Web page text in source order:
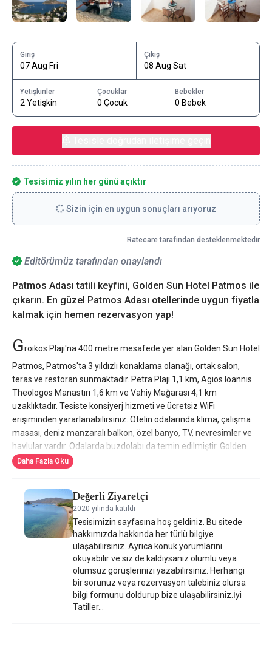
Editörümüz tarafından onaylandı
Patmos Adası tatili keyfini, Golden Sun Hotel Patmos ile
çıkarın. En güzel Patmos Adası otellerinde uygun fiyatla
kalmak için hemen rezervasyon yap!
Groikos Plajı'na 400 metre mesafede yer alan Golden Sun Hotel
Patmos, Patmos'ta 3 yıldızlı konaklama olanağı, ortak salon,
teras ve restoran sunmaktadır. Petra Plajı 1,1 km, Agios Ioannis
Theologos Manastırı 1,6 km ve Vahiy Mağarası 4,1 km
uzaklıktadır. Tesiste konsiyerj hizmeti ve ücretsiz WiFi
erişiminden yararlanabilirsiniz. Otelin odalarında klima, çalışma
masası, deniz manzaralı balkon, özel banyo, TV, nevresimler ve
havlular vardır. Odalarda buzdolabı da temin edilmiştir. Golden
Sun Hotel Patmos, Patmos Limanı'na 3,6 km ve Evaggelismos
Daha Fazla Oku
Değerli Ziyaretçi
2020 yılında katıldı
Tesisimizin sayfasına hoş geldiniz. Bu sitede
hakkımızda hakkında her türlü bilgiye
ulaşabilirsiniz. Ayrıca konuk yorumlarını
okuyabilir ve siz de kaldıysanız olumlu veya
olumsuz görüşlerinizi yazabilirsiniz. Herhangi
bir sorunuz veya rezervasyon talebiniz olursa
bilgi formunu doldurup bize ulaşabilirsiniz.İyi
Tatiller...
Giriş
07 Aug Fri
Çıkış
08 Aug Sat
Yetişkinler
2 Yetişkin
Çocuklar
0 Çocuk
Bebekler
0 Bebek
Tesisimiz yılın her günü açıktır
Sizin için en uygun sonuçları arıyoruz
Ratecare tarafından desteklenmektedir